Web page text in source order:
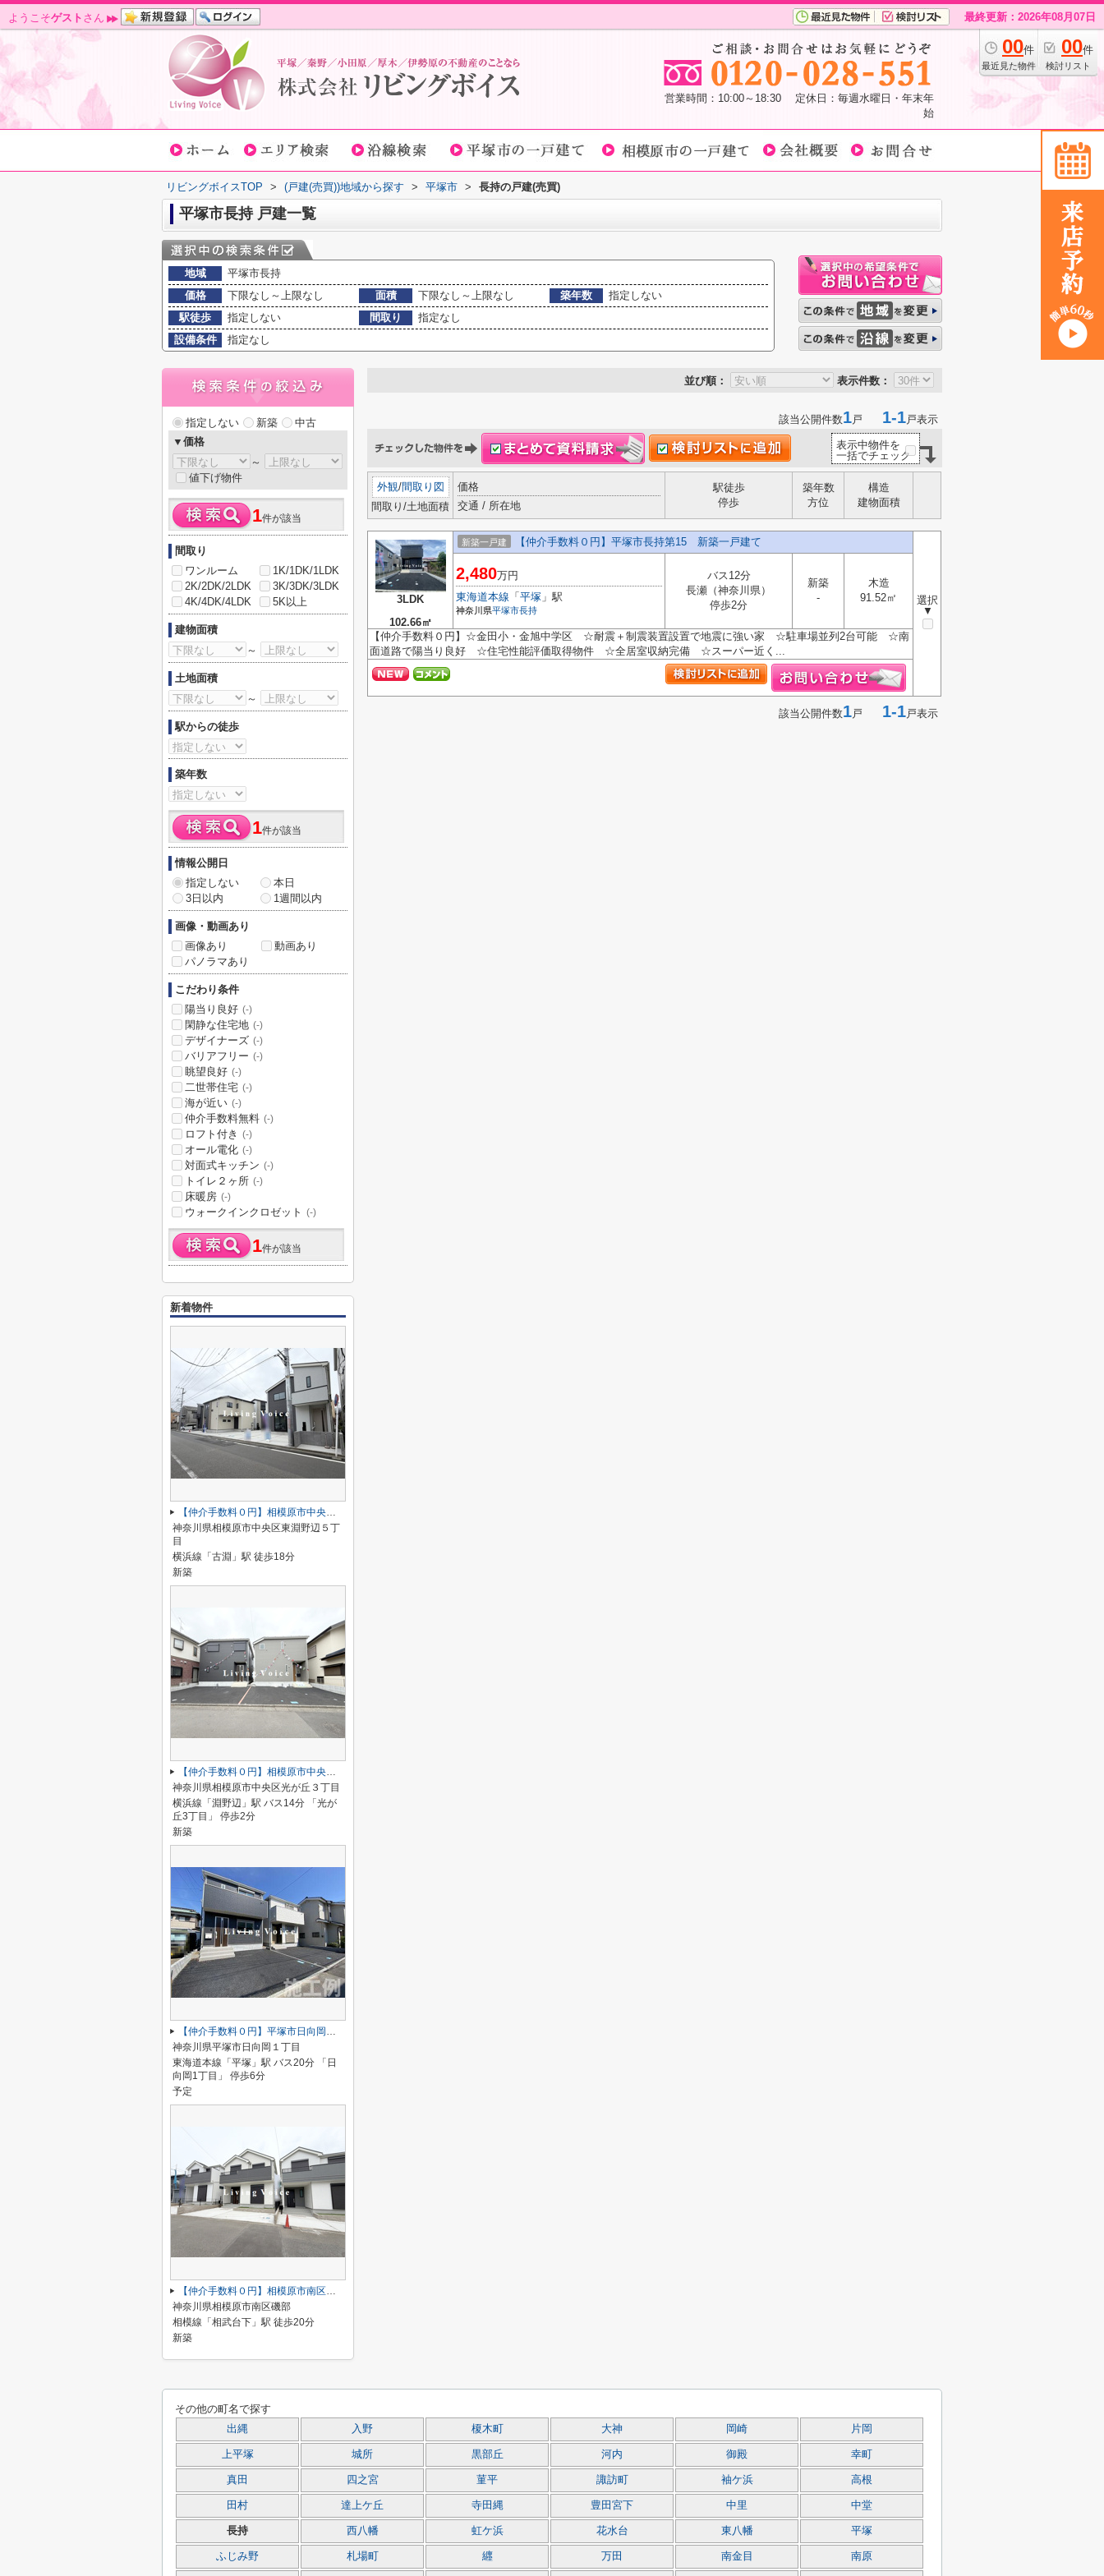
ようこそゲスト さん 最終更新：2026年08月07日
00件
最近見た物件
00件
検討リスト
営業時間：10:00～18:30 定休日：毎週水曜日・年末年
始
リビングボイスTOP > (戸建(売買))地域から探す > 平塚市 > 長持の戸建(売買)
平塚市長持 戸建一覧
地域
平塚市長持
価格
下限なし～上限なし 面積 下限なし～上限なし 築年数
指定しない
駅徒歩
指定しない 間取り
指定なし
設備条件
指定なし
並び順： 表示件数：
該当公開件数1戸 1-1戸表示
表示中物件を
一括でチェック
外観/間取り図
間取り/土地面積
価格
交通 / 所在地
駅徒歩
停歩
築年数
方位
構造
建物面積
3LDK
102.66㎡
新築一戸建 【仲介手数料０円】平塚市長持第15 新築一戸建て
選択
▼
2,480万円
東海道本線 「 平塚 」駅
神奈川県平塚市長持
バス12分
長瀬（神奈川県）
停歩2分
新築
-
木造
91.52㎡
【仲介手数料０円】☆金田小・金旭中学区 ☆耐震＋制震装置設置で地震に強い家 ☆駐車場並列2台可能 ☆南
面道路で陽当り良好 ☆住宅性能評価取得物件 ☆全居室収納完備 ☆スーパー近く...
該当公開件数1戸 1-1戸表示
指定しない 新築
中古
▼価格
～
値下げ物件
1件が該当
間取り
ワンルーム
1K/1DK/1LDK
2K/2DK/2LDK
3K/3DK/3LDK
4K/4DK/4LDK
5K以上
建物面積
～
土地面積
～
駅からの徒歩
築年数
1件が該当
情報公開日
指定しない
本日
3日以内
1週間以内
画像・動画あり
画像あり
動画あり
パノラマあり
こだわり条件
陽当り良好 (-)
閑静な住宅地 (-)
デザイナーズ (-)
バリアフリー (-)
眺望良好 (-)
二世帯住宅 (-)
海が近い (-)
仲介手数料無料 (-)
ロフト付き (-)
オール電化 (-)
対面式キッチン (-)
トイレ２ヶ所 (-)
床暖房 (-)
ウォークインクロゼット (-)
1件が該当
新着物件
【仲介手数料０円】相模原市中央区東淵野辺5丁目1期 新築一戸建て 全7棟
神奈川県相模原市中央区東淵野辺５丁
目
横浜線「古淵」駅 徒歩18分
新築
【仲介手数料０円】相模原市中央区光が丘第13 新築一戸建て 全2棟
神奈川県相模原市中央区光が丘３丁目
横浜線「淵野辺」駅 バス14分 「光が
丘3丁目」 停歩2分
新築
【仲介手数料０円】平塚市日向岡 第4 新築一戸建て 全2棟
神奈川県平塚市日向岡１丁目
東海道本線「平塚」駅 バス20分 「日
向岡1丁目」 停歩6分
予定
【仲介手数料０円】相模原市南区磯部 新築一戸建て 全3棟
神奈川県相模原市南区磯部
相模線「相武台下」駅 徒歩20分
新築
その他の町名で探す
出縄 入野 榎木町 大神 岡崎 片岡
上平塚 城所 黒部丘 河内 御殿 幸町
真田 四之宮 菫平 諏訪町 袖ケ浜 高根
田村 達上ケ丘 寺田縄 豊田宮下 中里 中堂
長持 西八幡 虹ケ浜 花水台 東八幡 平塚
ふじみ野 札場町 纒 万田 南金目 南原